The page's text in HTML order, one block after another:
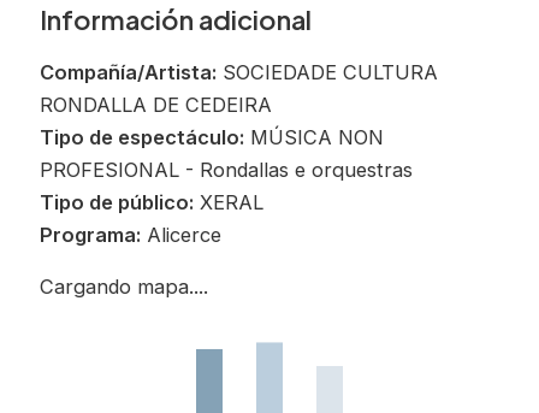
Información adicional
Compañía/Artista: SOCIEDADE CULTURA
RONDALLA DE CEDEIRA
Tipo de espectáculo: MÚSICA NON
PROFESIONAL - Rondallas e orquestras
Tipo de público: XERAL
Programa: Alicerce
Cargando mapa....